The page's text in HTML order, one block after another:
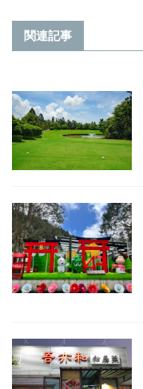
関連記事